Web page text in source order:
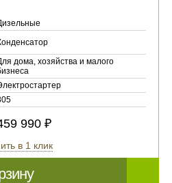
дома, хозяйства и малого
990 ₽
в 1 клик